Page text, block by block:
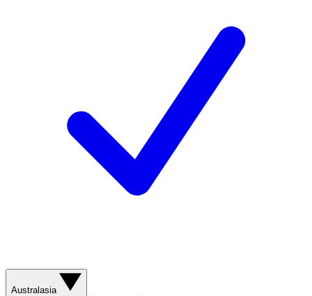
Australasia